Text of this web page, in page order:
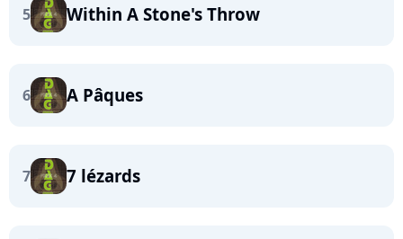
5 Within A Stone's Throw
6 A Pâques
7 7 lézards